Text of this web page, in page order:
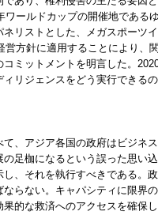
ワールドカップの開催地である
リストとした、メガスポーツ
方針に適用することにより、
ミットメントを明言した。
リジェンスをどう実行できる
、アジア各国の政府はビジネ
足枷になるという誤った思い
、それを執行すべきである。
らない。キャパシティに限界
的な救済へのアクセスを確保